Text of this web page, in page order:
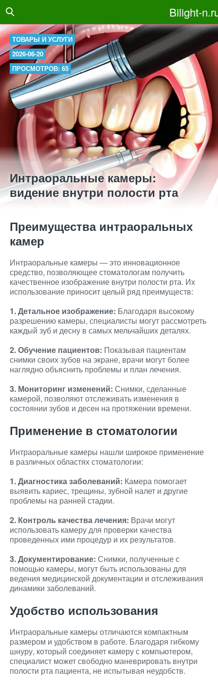
Bilight-
ТОВАРЫ И УСЛУГИ
2026-06-20
ПРОСМОТРОВ: 65
Интраоральные камеры:
видение внутри полости рта
Преимущества интраоральных
камер
Интраоральные камеры — это инновационное
средство, позволяющее стоматологам получить
качественное изображение внутри полости рта. Их
использование приносит целый ряд преимуществ:
1. Детальное изображение: Благодаря высокому
разрешению камеры, специалисты могут рассмотреть
каждый зуб и десну в самых мельчайших деталях.
2. Обучение пациентов: Показывая пациентам
снимки своих зубов на экране, врачи могут более
наглядно объяснить проблемы и план лечения.
3. Мониторинг изменений: Снимки, сделанные
камерой, позволяют отслеживать изменения в
состоянии зубов и десен на протяжении времени.
Применение в стоматологии
Интраоральные камеры нашли широкое применение
в различных областях стоматологии:
1. Диагностика заболеваний: Камера помогает
выявить кариес, трещины, зубной налет и другие
проблемы на ранней стадии.
2. Контроль качества лечения: Врачи могут
использовать камеру для проверки качества
проведенных ими процедур и их результатов.
3. Документирование: Снимки, полученные с
помощью камеры, могут быть использованы для
ведения медицинской документации и отслеживания
динамики заболеваний.
Удобство использования
Интраоральные камеры отличаются компактным
размером и удобством в работе. Благодаря гибкому
шнуру, который соединяет камеру с компьютером,
специалист может свободно маневрировать внутри
полости рта пациента, не испытывая неудобств.